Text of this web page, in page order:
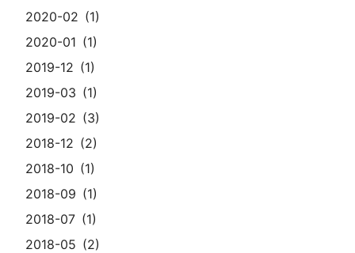
2020-02
1
2020-01
1
2019-12
1
2019-03
1
2019-02
3
2018-12
2
2018-10
1
2018-09
1
2018-07
1
2018-05
2